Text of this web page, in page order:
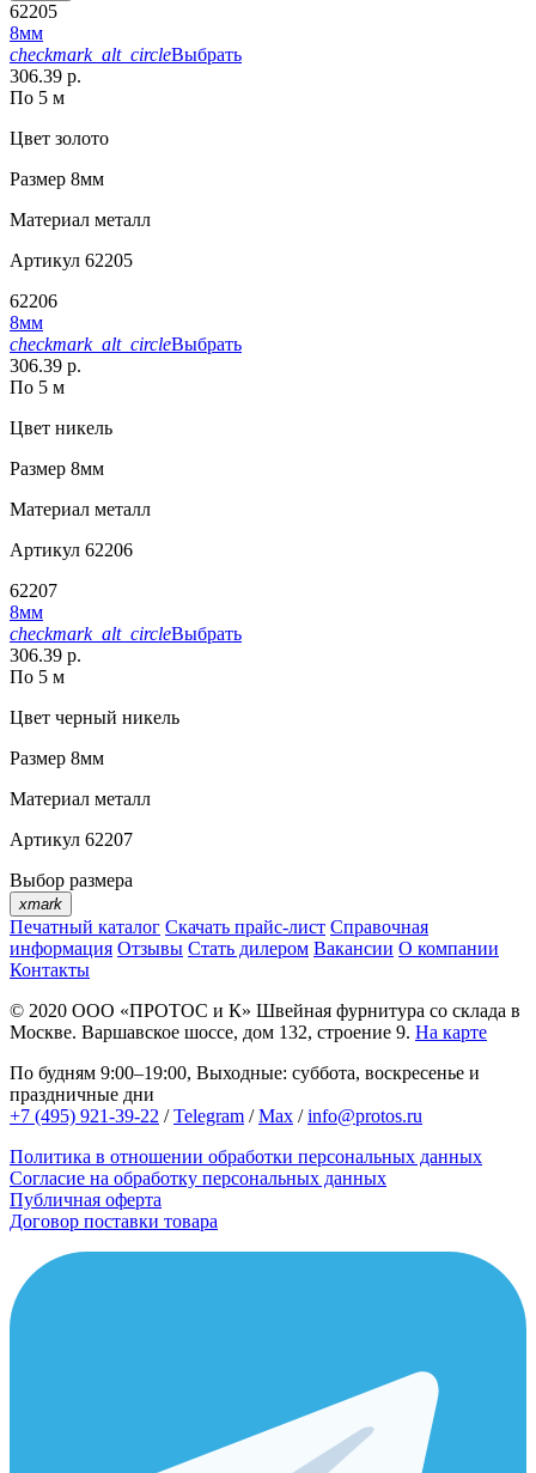
62205
8мм
checkmark_alt_circleВыбрать
306.39 р.
По 5 м
Цвет золото
Размер 8мм
Материал металл
Артикул 62205
62206
8мм
checkmark_alt_circleВыбрать
306.39 р.
По 5 м
Цвет никель
Размер 8мм
Материал металл
Артикул 62206
62207
8мм
checkmark_alt_circleВыбрать
306.39 р.
По 5 м
Цвет черный никель
Размер 8мм
Материал металл
Артикул 62207
Выбор размера
xmark
Печатный каталог Скачать прайс-лист Справочная
информация Отзывы Стать дилером Вакансии О компании
Контакты
© 2020 ООО «ПРОТОС и К» Швейная фурнитура со склада в
Москве. Варшавское шоссе, дом 132, строение 9. На карте
По будням 9:00–19:00, Выходные: суббота, воскресенье и
праздничные дни
+7 (495) 921-39-22 /Telegram /Max /info@protos.ru
Политика в отношении обработки персональных данных
Согласие на обработку персональных данных
Публичная оферта
Договор поставки товара